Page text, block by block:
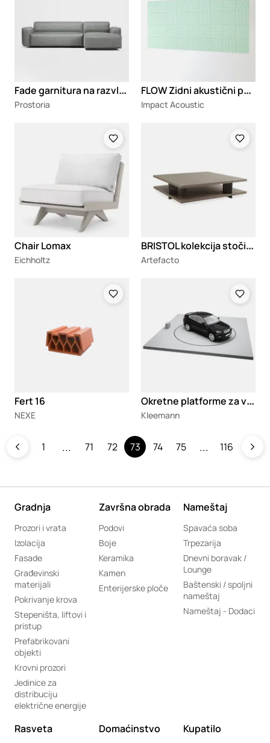
F
ade garnitura na razvlačenje
Prostoria
F
LOW Zidni akustični panel
Impact Acoustic
Chair Lomax
Eichholtz
B
RISTOL kolekcija stočića
Artefacto
Fert 16
NEXE
O
kretne platforme za vozila
Kleemann
1 71 72 73 74 75 116
Gradnja
Prozori i vrata
Izolacija
Fasade
Građevinski
materijali
Pokrivanje krova
Stepeništa, liftovi i
pristup
Prefabrikovani
objekti
Krovni prozori
Jedinice za
distribuciju
električne energije
Završna obrada
Podovi
Boje
Keramika
Kamen
Enterijerske ploče
Nameštaj
Spavaća soba
Trpezarija
Dnevni boravak /
Lounge
Baštenski / spoljni
nameštaj
Nameštaj - Dodaci
Rasveta Domaćinstvo Kupatilo